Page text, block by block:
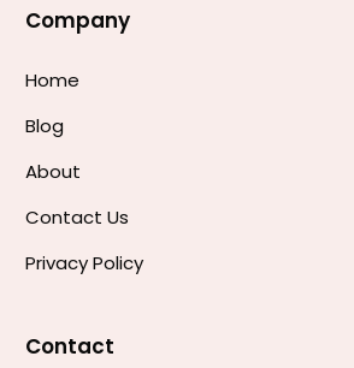
Company
Home
Blog
About
Contact Us
Privacy Policy
Contact